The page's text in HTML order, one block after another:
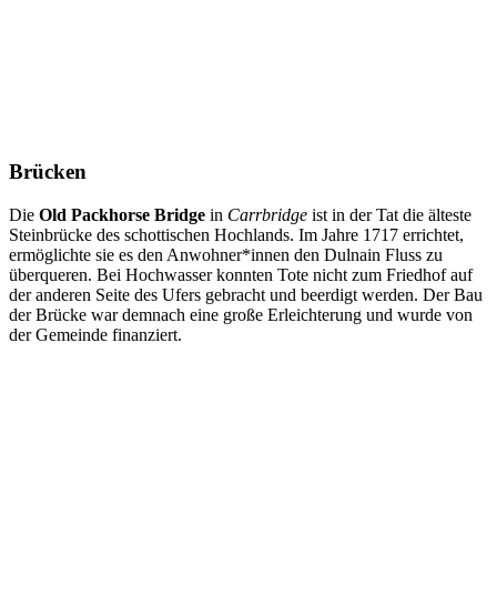
Brücken
Die Old Packhorse Bridge in Carrbridge ist in der Tat die älteste
Steinbrücke des schottischen Hochlands. Im Jahre 1717 errichtet,
ermöglichte sie es den Anwohner*innen den Dulnain Fluss zu
überqueren. Bei Hochwasser konnten Tote nicht zum Friedhof auf
der anderen Seite des Ufers gebracht und beerdigt werden. Der Bau
der Brücke war demnach eine große Erleichterung und wurde von
der Gemeinde finanziert.